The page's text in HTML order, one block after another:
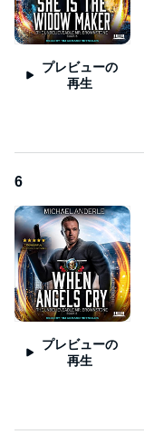
プレビューの
再生
6
プレビューの
再生